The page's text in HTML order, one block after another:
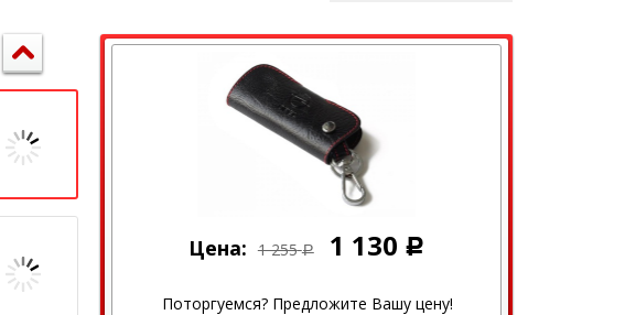
Цена: 1 255 Р 1 130 Р
Поторгуемся? Предложите Вашу цену!